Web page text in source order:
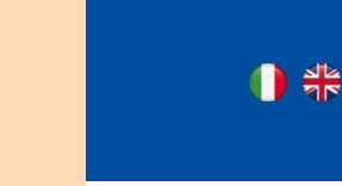
Ville Gentilizie
Ita